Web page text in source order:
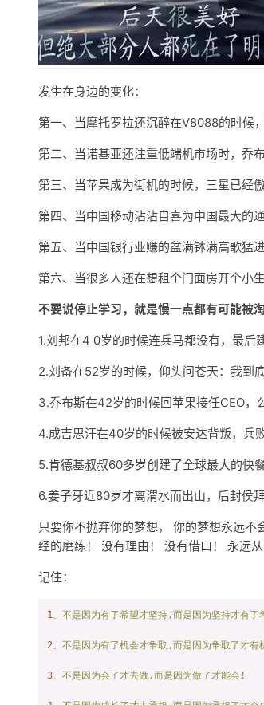
发生在身边的变化：
第一、当摩托罗拉还沉醉在V8088的时候
第二、当诺基亚还注重低端机市场时，乔
第三、当苹果成为街机的时候，三星已经傲
第四、当中国移动沾沾自喜为中国最大的
第五、当中国银行业赚的盆满钵满高歌猛
第六、当很多人还在想租个门面房开个小
不要说停止学习，就是慢一点都有可能被淘
1.刘邦在4 0岁的时候连兵马都没有，最后
2.刘备在52岁的时候，仰头问苍天：我到
3.乔布斯在42岁的时候回苹果接任CEO，
4.成吉思汗在40岁的时候被安达背叛，兵
5.肯德基叔叔60多岁创建了全球最大的快
6.姜子牙近80岁才离渭水而出山，后封侯
只要你不抛弃你的梦想， 你的梦想永远
经的磨练！ 没有理由！ 没有借口！ 永远
记住：
1、不是因为有了希望才坚持,而是因为坚持才有了
2、不是因为有了机会才争取,而是因为争取了才有
3、不是因为会了才去做,而是因为做了才能会!